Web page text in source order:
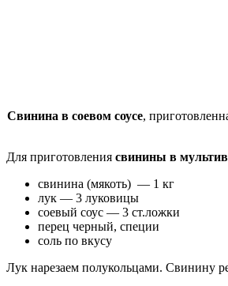
Свинина в соевом соусе,
Для приготовления свинины в
свинина (мякоть) — 1 кг
лук — 3 луковицы
соевый соус — 3 ст.ложки
перец черный, специи
соль по вкусу
Лук нарезаем полукольцами. Свинину